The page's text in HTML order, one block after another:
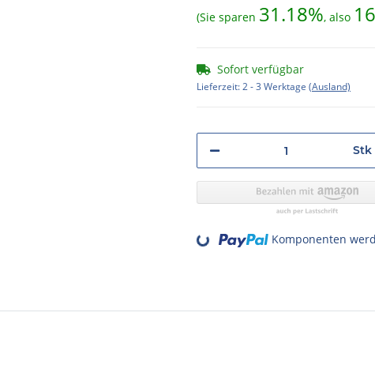
(Sie sparen 31.18%, also
Sofort verfügbar
Lieferzeit:2 - 3 Werktage (Ausland)
Stk
Loading... Komponenten